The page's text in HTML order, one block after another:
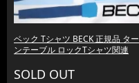
ベック Tシャツ BECK 正規品 ター
ンテーブル ロックTシャツ関連
SOLD OUT